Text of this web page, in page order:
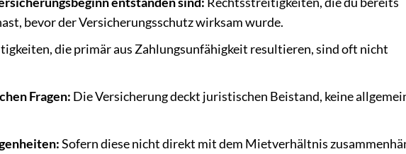
bevor der Versicherungsschutz wirksam wurde.
die primär aus Zahlungsunfähigkeit resultieren, sind oft nicht
Fragen: Die Versicherung deckt juristischen Beistand, keine
Sofern diese nicht direkt mit dem Mietverhältnis